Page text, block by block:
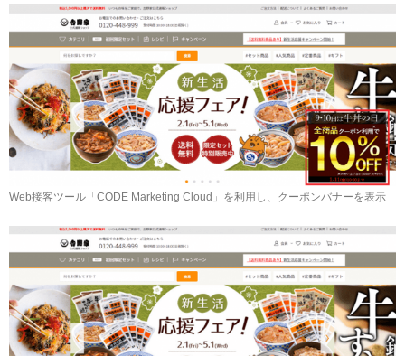
Web接客ツール「CODE Marketing Cloud」を利用し、クーポンバナーを表示